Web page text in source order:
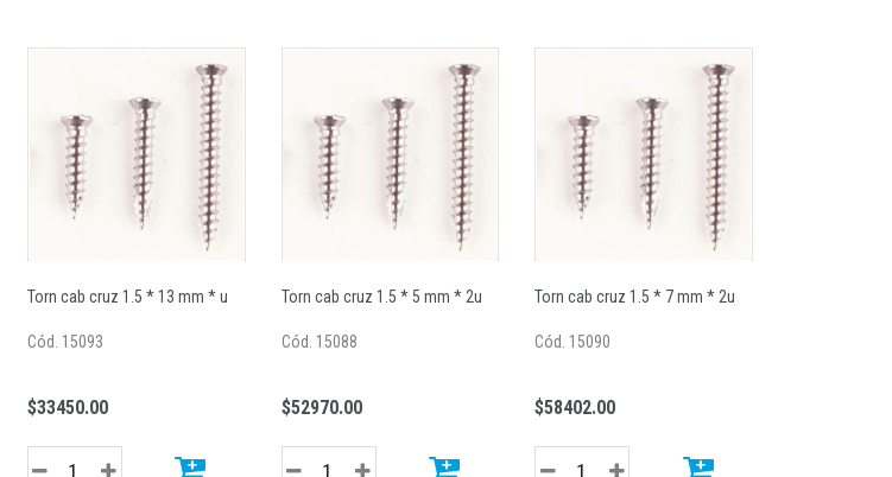
Torn cab cruz 1.5 * 13 mm * u
Cód. 15093
$33450.00
Torn cab cruz 1.5 * 5 mm * 2u
Cód. 15088
$52970.00
Torn cab cruz 1.5 * 7 mm * 2u
Cód. 15090
$58402.00